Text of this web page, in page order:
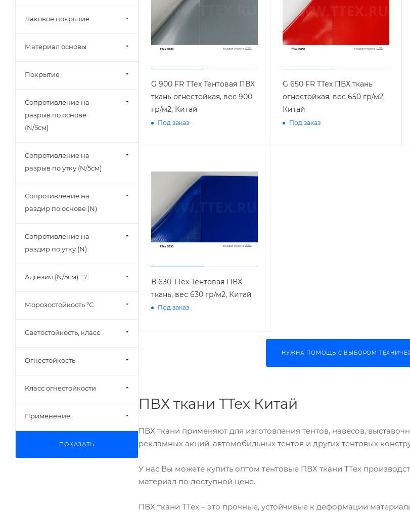
G 900 FR ТТех Тентовая ПВХ
ткань огнестойкая, вес 900
гр/м2, Китай
Под заказ
G 650 FR ТТех ПВХ ткань
огнестойкая, вес 650 гр/м2,
Китай
Под заказ
В 630 ТТех Тентовая ПВХ
ткань, вес 630 гр/м2, Китай
Под заказ
НУЖНА ПОМОЩЬ С ВЫБОРОМ
ПВХ ткани ТТех Китай
ПВХ ткани применяют для изготовления тентов, навесов,
рекламных акций, автомобильных тентов и других тентовых
У нас Вы можете купить оптом тентовые ПВХ ткани ТТех
материал по доступной цене.
ПВХ ткани ТТех – это прочные, устойчивые к деформации
Лаковое покрытие
Материал основы
Покрытие
Сопротивление на
разрыв по основе
(N/5см)
Сопротивление на
разрыв по утку (N/5см)
Сопротивление на
раздир по основе (N)
Сопротивление на
раздир по утку (N)
Адгезия (N/5см) ?
Морозостойкость °С
Светостойкость, класс
Огнестойкость
Класс огнестойкости
Применение
ПОКАЗАТЬ